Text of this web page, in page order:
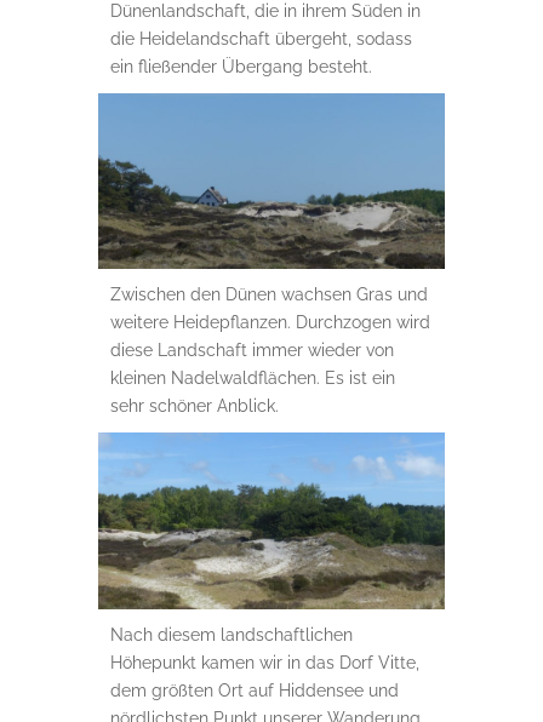
Dünenlandschaft, die in ihrem Süden in
die Heidelandschaft übergeht, sodass
ein fließender Übergang besteht.
Zwischen den Dünen wachsen Gras und
weitere Heidepflanzen. Durchzogen wird
diese Landschaft immer wieder von
kleinen Nadelwaldflächen. Es ist ein
sehr schöner Anblick.
Nach diesem landschaftlichen
Höhepunkt kamen wir in das Dorf Vitte,
dem größten Ort auf Hiddensee und
nördlichsten Punkt unserer Wanderung.